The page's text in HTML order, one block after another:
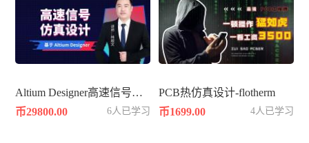
Altium Designer高速信号仿真设计
币29800.00
6人已学习
PCB热仿真设计-flotherm
币1699.00
4人已学习